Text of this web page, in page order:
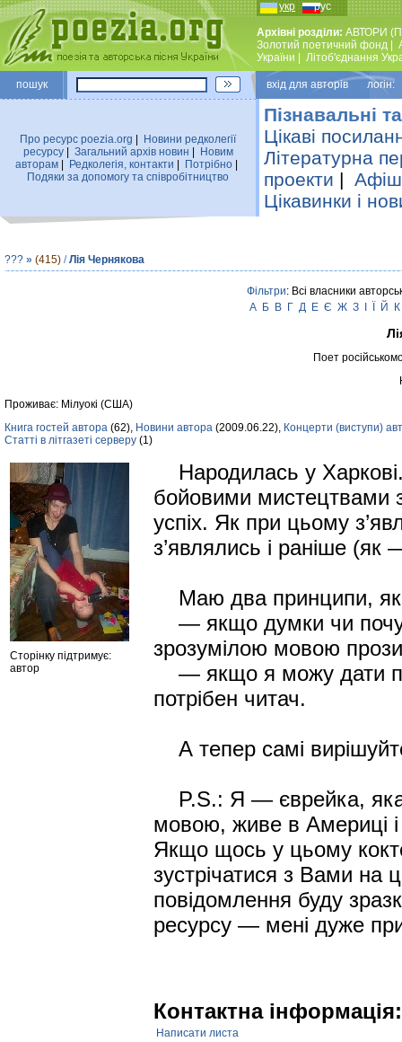
укр рус
Архівні розділи: АВТОРИ
Золотий поетичний фонд
України
Лiтоб'єднання
пошук вхiд для авторiв логін:
Про ресурс poezia.org
Новини редколегiї
ресурсу| Загальний архiв новин
Новим
авторам
Редколегiя, контакти Потрiбно
Подяки за допомогу та співробітництво
Пізнавальні
Цікаві
Літературна
проекти |
Цікавинки і
??? » (415) /Лія Чернякова
Фільтри: Всі власники
А Б В Г Д Е Є Ж З Й К
Поет
Проживає: Мiлуокi (США)
Книга гостей автора (62), Новини автора (2009.06.22), Концерти (виступи)
Статті в літгазеті серверу (1)
Сторінку підтримує:
автор
Народилась y
бойовими мистецтвами
успіх. Як при цьому
з’являлись i раніше (як
Маю два принципи,
— якщо думки чи
зрозумілою мовою
— якщо я можу дати
потрібен читач.
А тепер самі
P.S.: Я — єврейка, яка
мовою, живе в Америці i
Якщо щось у цьому
зустрічатися з Вами на
повідомлення буду
ресурсу — мені дуже
Контактна інформація:
Написати листа